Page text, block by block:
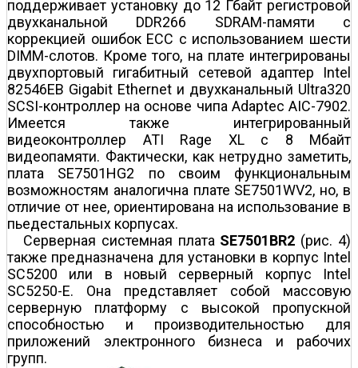
поддерживает установку до 12 Гбайт регистровой
двухканальной DDR266 SDRAM-памяти с
коррекцией ошибок ECC с использованием шести
DIMM-слотов. Кроме того, на плате интегрированы
двуxпортовый гигабитный сетевой адаптер Intel
82546EB Gigabit Ethernet и двухканальный Ultra320
SCSI-контроллер на основе чипа Adaptec AIC-7902.
Имеется также интегрированный
видеоконтроллер ATI Rage XL с 8 Мбайт
видеопамяти. Фактически, как нетрудно заметить,
плата SE7501HG2 по своим функциональным
возможностям аналогична плате SE7501WV2, но, в
отличие от нее, ориентирована на использование в
пьедестальных корпусах.
Серверная системная плата SE7501BR2 (рис. 4)
также предназначена для установки в корпус Intel
SC5200 или в новый серверный корпус Intel
SC5250-E. Она представляет собой массовую
серверную платформу с высокой пропускной
способностью и производительностью для
приложений электронного бизнеса и рабочих
групп.